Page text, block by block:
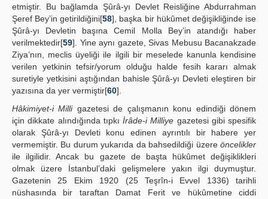
etmiştir. Bu bağlamda Şûrâ-yı Devlet Reisliğine Abdurrahman
Şeref Bey’in getirildiğini[58], başka bir hükûmet değişikliğinde ise
Şûrâ-yı Devletin başına Cemil Molla Bey’in atandığı haber
verilmektedir[59]. Yine aynı gazete, Sivas Mebusu Bacanakzade
Ziya’nın, meclis üyeliği ile ilgili bir meselede kanunla kendisine
verilen yetkinin tefsir/yorum olduğu halde fesih kararı almak
suretiyle yetkisini aştığından bahisle Şûrâ-yı Devleti eleştiren bir
yazısına da yer vermiştir[60].
Hâkimiyet-i Milligazetesi de çalışmanın konu edindiği dönem
için dikkate alındığında tıpkı İrâde-i Milliye gazetesi gibi spesifik
olarak Şûrâ-yı Devleti konu edinen ayrıntılı bir habere yer
vermemiştir. Bu durum yukarıda da bahsedildiği üzere öncelikler
ile ilgilidir. Ancak bu gazete de başta hükûmet değişiklikleri
olmak üzere İstanbul’daki gelişmelere yakın ilgi duymuştur.
Gazetenin 25 Ekim 1920 (25 Teşrîn-i Evvel 1336) tarihli
nüshasında bir taraftan Damat Ferit ve hükûmetine ciddi